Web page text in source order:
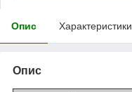
Опис Характеристики
Опис